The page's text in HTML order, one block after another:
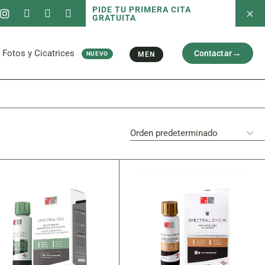
PIDE TU PRIMERA CITA
GRATUITA
Brazos y Piernas
Capilar
servicios
Fotos y Cicatrices NUEVO
Fotos antes/después
MEN
Cara
Contactar
Brazos y Piernas
serviciosFotos antes/después